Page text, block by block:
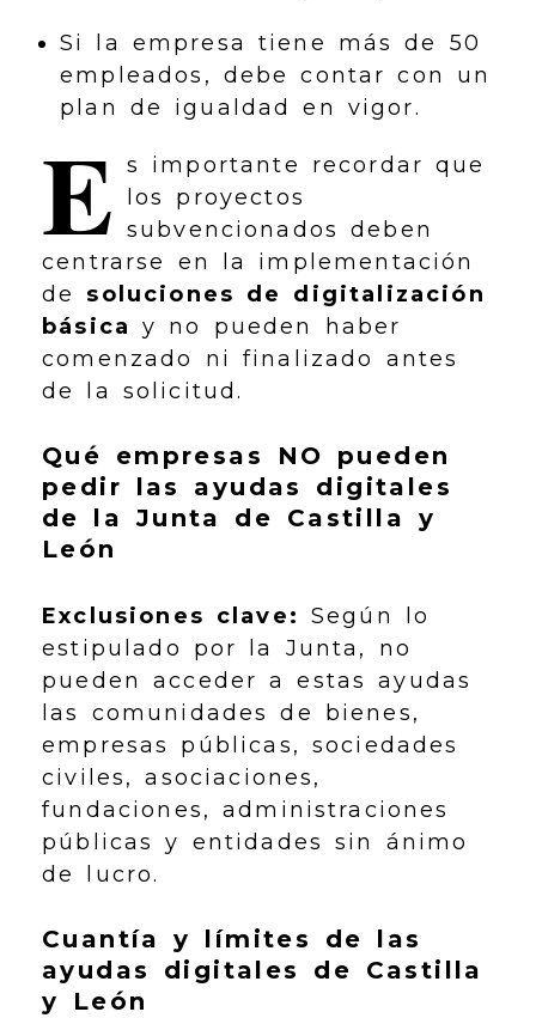
Si la empresa tiene más de 50
empleados, debe contar con un
plan de igualdad en vigor.
E s importante recordar que
los proyectos
subvencionados deben
centrarse en la implementación
de soluciones de digitalización
básica y no pueden haber
comenzado ni finalizado antes
de la solicitud.
Qué empresas NO pueden
pedir las ayudas digitales
de la Junta de Castilla y
León
Exclusiones clave: Según lo
estipulado por la Junta, no
pueden acceder a estas ayudas
las comunidades de bienes,
empresas públicas, sociedades
civiles, asociaciones,
fundaciones, administraciones
públicas y entidades sin ánimo
de lucro.
Cuantía y límites de las
ayudas digitales de Castilla
y León